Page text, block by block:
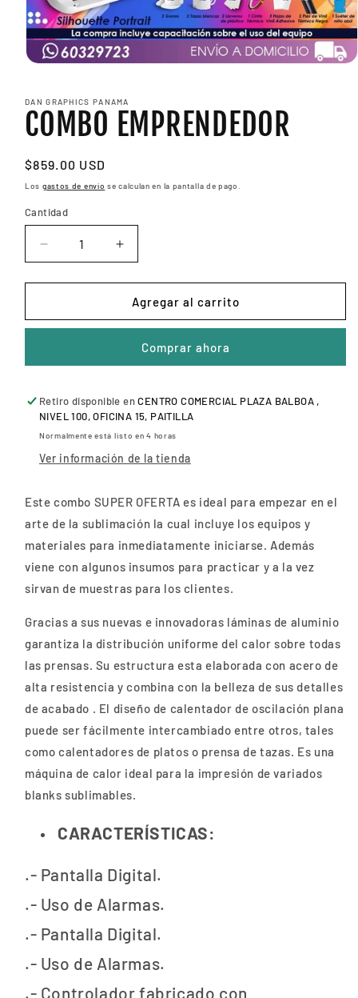
1
en
una
DAN GRAPHICS PANAMA
COMBO EMPRENDEDOR
Precio
habitual
$859.00 USD
Los gastos de envío se calculan en la pantalla de pago.
Cantidad
Reducir
cantidad
para
EMPRENDEDOR
Aumentar
cantidad
para
COMBO
EMPRENDEDOR
Agregar al carrito
Comprar ahora
Retiro disponible enCENTRO COMERCIAL PLAZA BALBOA ,
NIVEL 100, OFICINA 15, PAITILLA
Normalmente está listo en 4 horas
Ver información de la tienda
Este combo SUPER OFERTA es ideal para empezar en el
arte de la sublimación la cual incluye los equipos y
materiales para inmediatamente iniciarse. Además
viene con algunos insumos para practicar y a la vez
sirvan de muestras para los clientes.
Gracias a sus nuevas e innovadoras láminas de aluminio
garantiza la distribución uniforme del calor sobre todas
las prensas. Su estructura esta elaborada con acero de
alta resistencia y combina con la belleza de sus detalles
de acabado . El diseño de calentador de oscilación plana
puede ser fácilmente intercambiado entre otros, tales
como calentadores de platos o prensa de tazas. Es una
máquina de calor ideal para la impresión de variados
blanks sublimables.
CARACTERÍSTICAS:
.- Pantalla Digital.
.- Uso de Alarmas.
.- Pantalla Digital.
.- Uso de Alarmas.
.- Controlador fabricado con